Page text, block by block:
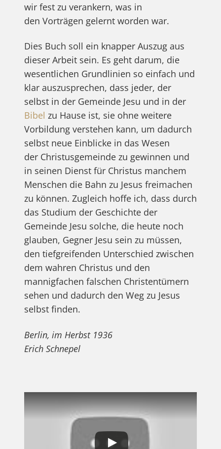
wir fest zu verankern, was in
den Vorträgen gelernt worden war.
Dies Buch soll ein knapper Auszug aus
dieser Arbeit sein. Es geht darum, die
wesentlichen Grundlinien so einfach und
klar auszusprechen, dass jeder, der
selbst in der Gemeinde Jesu und in der
Bibel zu Hause ist, sie ohne weitere
Vorbildung verstehen kann, um dadurch
selbst neue Einblicke in das Wesen
der Christusgemeinde zu gewinnen und
in seinen Dienst für Christus manchem
Menschen die Bahn zu Jesus freimachen
zu können. Zugleich hoffe ich, dass durch
das Studium der Geschichte der
Gemeinde Jesu solche, die heute noch
glauben, Gegner Jesu sein zu müssen,
den tiefgreifenden Unterschied zwischen
dem wahren Christus und den
mannigfachen falschen Christentümern
sehen und dadurch den Weg zu Jesus
selbst finden.
Berlin, im Herbst 1936
Erich Schnepel